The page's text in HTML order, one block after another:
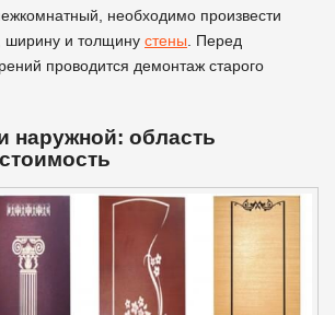
необходимо произвести
ширину и толщину стены . Перед
проводится демонтаж старого
наружной: область